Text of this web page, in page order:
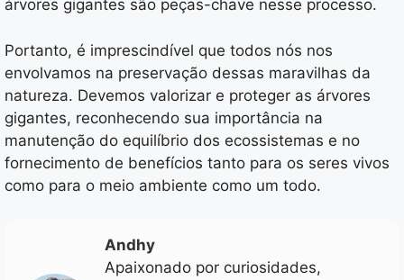
árvores gigantes são peças-chave nesse processo.
Portanto, é imprescindível que todos nós nos
envolvamos na preservação dessas maravilhas da
natureza. Devemos valorizar e proteger as árvores
gigantes, reconhecendo sua importância na
manutenção do equilíbrio dos ecossistemas e no
fornecimento de benefícios tanto para os seres vivos
como para o meio ambiente como um todo.
Andhy
Apaixonado por curiosidades,